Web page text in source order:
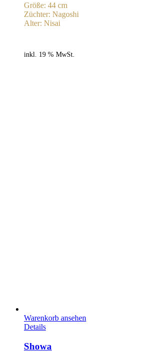
Größe: 44 cm
Züchter: Nagoshi
Alter: Nisai
inkl. 19 % MwSt.
Warenkorb ansehen
Details
Showa